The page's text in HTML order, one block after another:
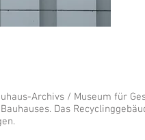
Archivs / Museum für
Das